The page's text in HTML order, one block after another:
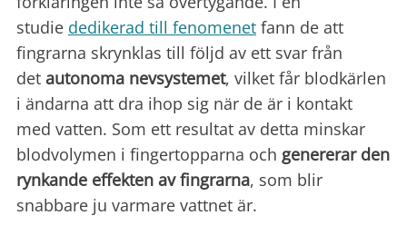
studie dedikerad till fenomenet fann de att
fingrarna skrynklas till följd av ett svar från
det autonoma nevsystemet, vilket får blodkärlen
i ändarna att dra ihop sig när de är i kontakt
med vatten. Som ett resultat av detta minskar
blodvolymen i fingertopparna och genererar den
rynkande effekten av fingrarna, som blir
snabbare ju varmare vattnet är.